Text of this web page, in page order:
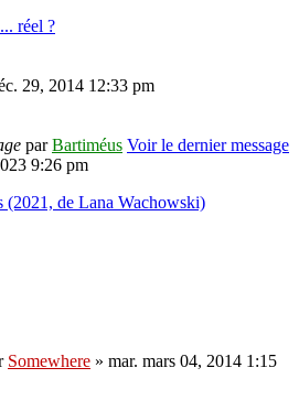
réel ?
29, 2014 12:33 pm
parBartiméus Voir le dernier message
9:26 pm
(2021, de Lana Wachowski)
Somewhere » mar. mars 04, 2014 1:15